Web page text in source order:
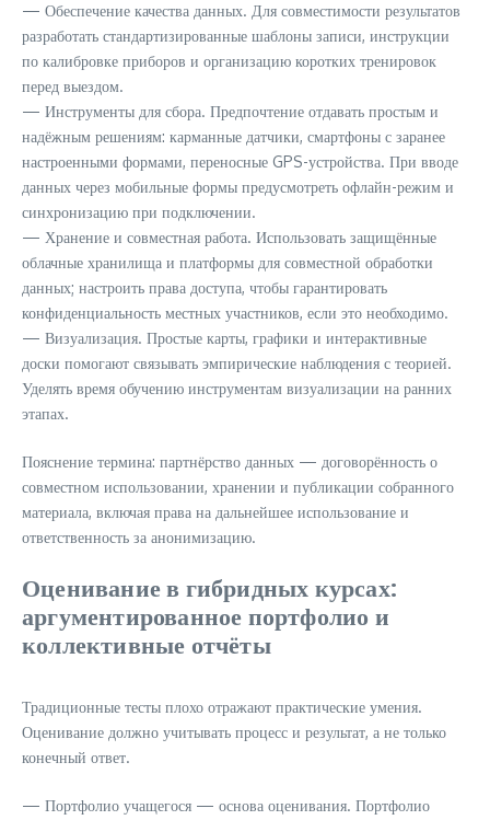
— Обеспечение качества данных. Для совместимости результатов
разработать стандартизированные шаблоны записи, инструкции
по калибровке приборов и организацию коротких тренировок
перед выездом.
— Инструменты для сбора. Предпочтение отдавать простым и
надёжным решениям: карманные датчики, смартфоны с заранее
настроенными формами, переносные GPS-устройства. При вводе
данных через мобильные формы предусмотреть офлайн-режим и
синхронизацию при подключении.
— Хранение и совместная работа. Использовать защищённые
облачные хранилища и платформы для совместной обработки
данных; настроить права доступа, чтобы гарантировать
конфиденциальность местных участников, если это необходимо.
— Визуализация. Простые карты, графики и интерактивные
доски помогают связывать эмпирические наблюдения с теорией.
Уделять время обучению инструментам визуализации на ранних
этапах.
Пояснение термина: партнёрство данных — договорённость о
совместном использовании, хранении и публикации собранного
материала, включая права на дальнейшее использование и
ответственность за анонимизацию.
Оценивание в гибридных курсах:
аргументированное портфолио и
коллективные отчёты
Традиционные тесты плохо отражают практические умения.
Оценивание должно учитывать процесс и результат, а не только
конечный ответ.
— Портфолио учащегося — основа оценивания. Портфолио